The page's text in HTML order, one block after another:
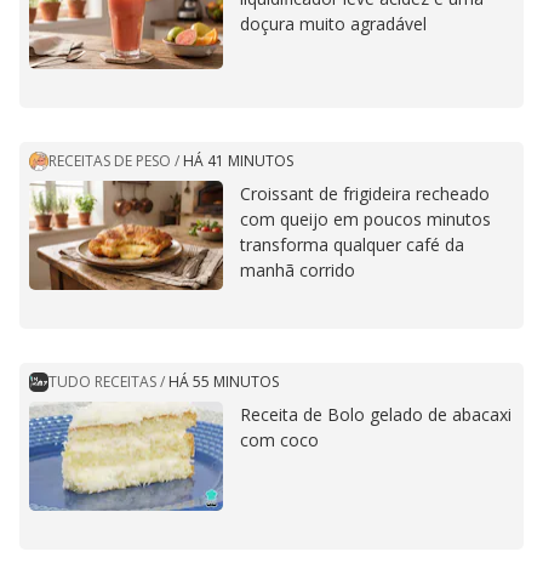
doçura muito agradável
RECEITAS DE PESO / HÁ 41 MINUTOS
Croissant de frigideira recheado
com queijo em poucos minutos
transforma qualquer café da
manhã corrido
TUDO RECEITAS/ HÁ 55 MINUTOS
Receita de Bolo gelado de abacaxi
com coco